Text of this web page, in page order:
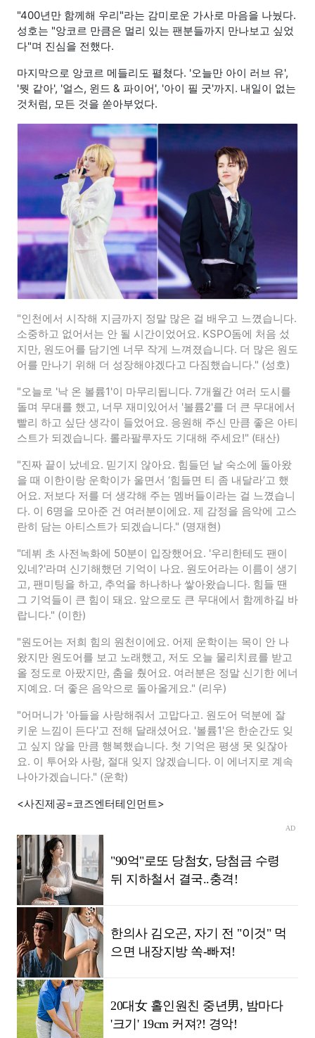
"400년만 함께해 우리"라는 감미로운 가사로 마음을 나눴다.
성호는 "앙코르 만큼은 멀리 있는 팬분들까지 만나보고 싶었
다"며 진심을 전했다.
마지막으로 앙코르 메들리도 펼쳤다. '오늘만 아이 러브 유',
'뭣 같아', '얼스, 윈드 & 파이어', '아이 필 굿'까지. 내일이 없는
것처럼, 모든 것을 쏟아부었다.
"인천에서 시작해 지금까지 정말 많은 걸 배우고 느꼈습니다.
소중하고 없어서는 안 될 시간이었어요. KSPO돔에 처음 섰
지만, 원도어를 담기엔 너무 작게 느껴졌습니다. 더 많은 원도
어를 만나기 위해 더 성장해야겠다고 다짐했습니다." (성호)
"오늘로 '낙 온 볼륨1'이 마무리됩니다. 7개월간 여러 도시를
돌며 무대를 했고, 너무 재미있어서 '볼륨2'를 더 큰 무대에서
빨리 하고 싶단 생각이 들었어요. 응원해 주신 만큼 좋은 아티
스트가 되겠습니다. 롤라팔루자도 기대해 주세요!" (태산)
"진짜 끝이 났네요. 믿기지 않아요. 힘들던 날 숙소에 돌아왔
을 때 이한이랑 운학이가 울면서 ‘힘들면 티 좀 내달라’고 했
어요. 저보다 저를 더 생각해 주는 멤버들이라는 걸 느꼈습니
다. 이 6명을 모아준 건 여러분이에요. 제 감정을 음악에 고스
란히 담는 아티스트가 되겠습니다." (명재현)
"데뷔 초 사전녹화에 50분이 입장했어요. '우리한테도 팬이
있네?'라며 신기해했던 기억이 나요. 원도어라는 이름이 생기
고, 팬미팅을 하고, 추억을 하나하나 쌓아왔습니다. 힘들 땐
그 기억들이 큰 힘이 돼요. 앞으로도 큰 무대에서 함께하길 바
랍니다." (이한)
"원도어는 저희 힘의 원천이에요. 어제 운학이는 목이 안 나
왔지만 원도어를 보고 노래했고, 저도 오늘 물리치료를 받고
올 정도로 아팠지만, 춤을 췄어요. 여러분은 정말 신기한 에너
지예요. 더 좋은 음악으로 돌아올게요." (리우)
"어머니가 '아들을 사랑해줘서 고맙다고. 원도어 덕분에 잘
키운 느낌이 든다'고 전해 달래셨어요. '볼륨1'은 한순간도 잊
고 싶지 않을 만큼 행복했습니다. 첫 기억은 평생 못 잊잖아
요. 이 투어와 사랑, 절대 잊지 않겠습니다. 이 에너지로 계속
나아가겠습니다." (운학)
<사진제공=코즈엔터테인먼트>